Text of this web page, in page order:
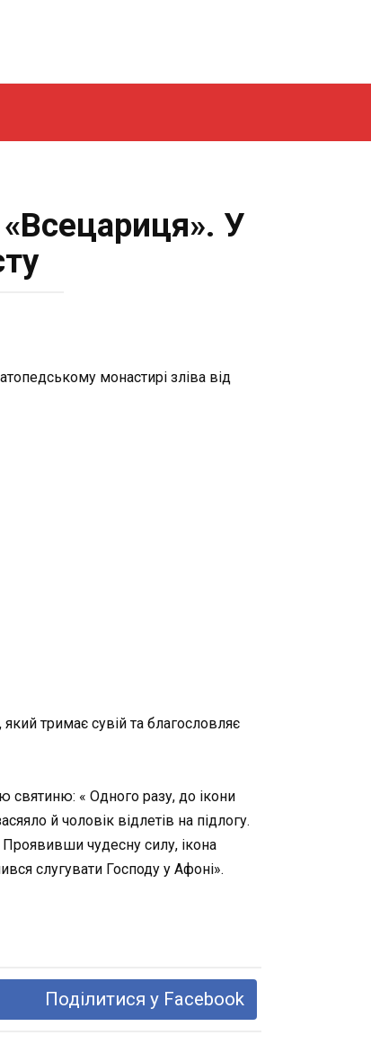
«Всецариця». У
монастирі зліва від
тримає сувій та благословляє
святиню: « Одного разу, до ікони
й чоловік відлетів на підлогу.
Проявивши чудесну силу, ікона
слугувати Господу у Афоні».
Поділитися у Facebook